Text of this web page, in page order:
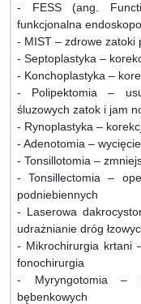
- FESS (ang.
funkcjonalna
- MIST – zdrowe zatoki
- Septoplastyka –
- Konchoplastyka –
- Polipektomia –
śluzowych zatok i jam
- Rynoplastyka –
- Adenotomia –
- Tonsillotomia –
- Tonsillectomia –
podniebiennych
- Laserowa
udrażnianie dróg
- Mikrochirurgia krtani
fonochirurgia
- Myryngotomia –
bębenkowych